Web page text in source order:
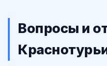
Вопросы и